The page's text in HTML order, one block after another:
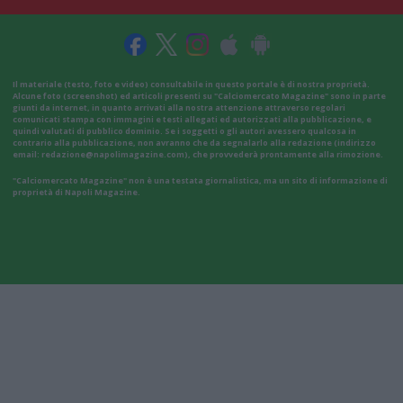
Il materiale (testo, foto e video) consultabile in questo portale è di nostra proprietà.
Alcune foto (screenshot) ed articoli presenti su "Calciomercato Magazine" sono in parte
giunti da internet, in quanto arrivati alla nostra attenzione attraverso regolari
comunicati stampa con immagini e testi allegati ed autorizzati alla pubblicazione, e
quindi valutati di pubblico dominio. Se i soggetti o gli autori avessero qualcosa in
contrario alla pubblicazione, non avranno che da segnalarlo alla redazione (indirizzo
email: redazione@napolimagazine.com), che provvederà prontamente alla rimozione.
"Calciomercato Magazine" non è una testata giornalistica, ma un sito di informazione di
proprietà di Napoli Magazine.